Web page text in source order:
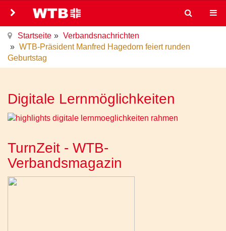
Startseite
Verbandsnachrichten
WTB-Präsident Manfred Hagedorn feiert runden
Geburtstag
Digitale Lernmöglichkeiten
TurnZeit - WTB-
Verbandsmagazin